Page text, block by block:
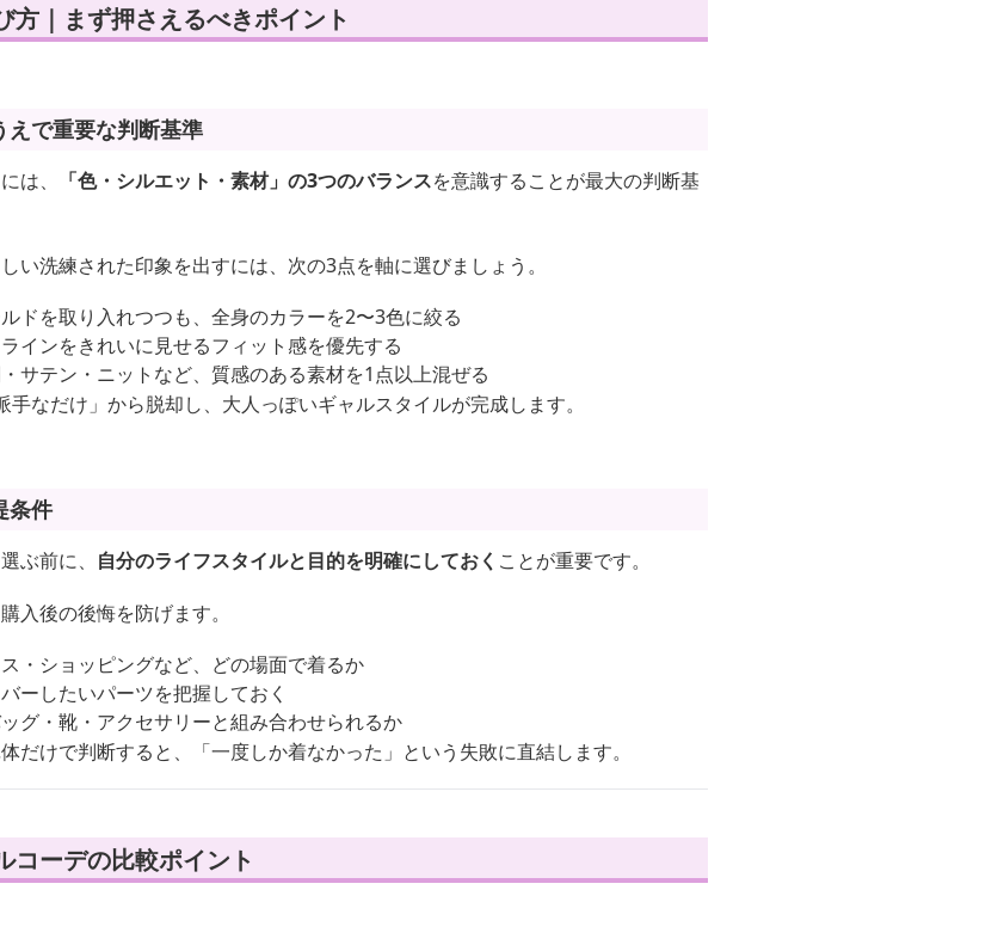
方｜まず押さえるべきポイント
えで重要な判断基準
は、 「色・シルエット・素材」の3つのバランスを意識することが最大の判断基
い洗練された印象を出すには、次の3点を軸に選びましょう。
ドを取り入れつつも、全身のカラーを2〜3色に絞る
インをきれいに見せるフィット感を優先する
サテン・ニットなど、質感のある素材を1点以上混ぜる
なだけ」から脱却し、大人っぽいギャルスタイルが完成します。
条件
ぶ前に、 自分のライフスタイルと目的を明確にしておく ことが重要です。
入後の後悔を防げます。
・ショッピングなど、どの場面で着るか
ーしたいパーツを把握しておく
ッグ・靴・アクセサリーと組み合わせられるか
だけで判断すると、「一度しか着なかった」という失敗に直結します。
コーデの比較ポイント